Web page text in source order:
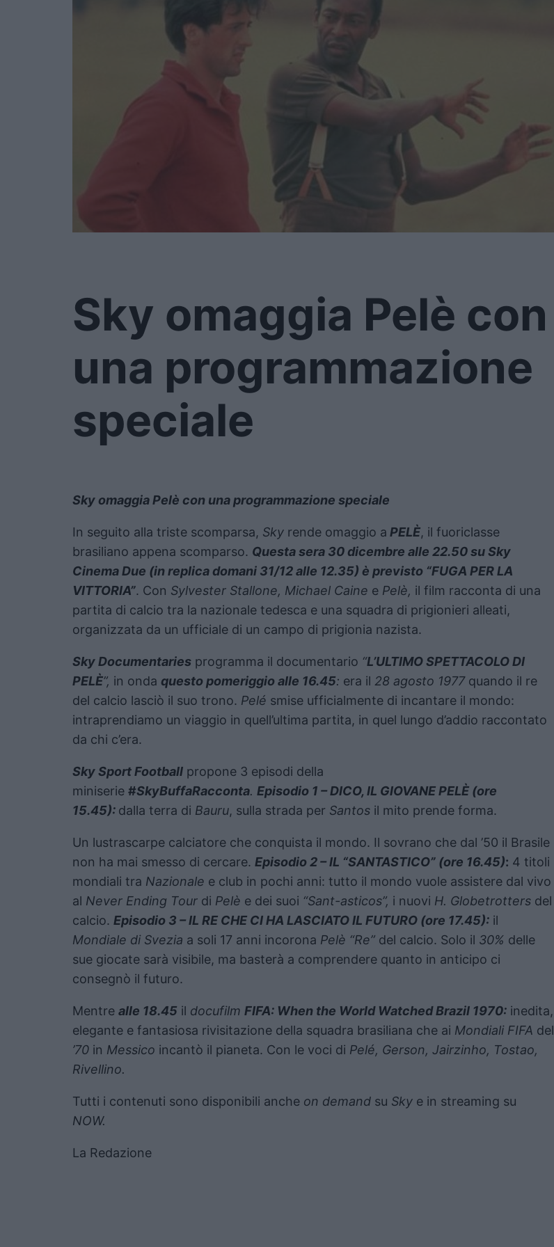
Sky omaggia Pelè con
una programmazione
speciale
Sky omaggia Pelè con una programmazione speciale
In seguito alla triste scomparsa, Sky rende omaggio a PELÈ, il fuoriclasse
brasiliano appena scomparso. Questa sera 30 dicembre alle 22.50 su Sky
Cinema Due (in replica domani 31/12 alle 12.35) è previsto “FUGA PER LA
VITTORIA”. Con Sylvester Stallone, Michael Caine e Pelè, il film racconta di una
partita di calcio tra la nazionale tedesca e una squadra di prigionieri alleati,
organizzata da un ufficiale di un campo di prigionia nazista.
Sky Documentaries programma il documentario “L’ULTIMO SPETTACOLO DI
PELÈ”, in onda questo pomeriggio alle 16.45: era il 28 agosto 1977quando il re
del calcio lasciò il suo trono. Pelé smise ufficialmente di incantare il mondo:
intraprendiamo un viaggio in quell’ultima partita, in quel lungo d’addio raccontato
da chi c’era.
Sky Sport Football propone 3 episodi della
miniserie #SkyBuffaRacconta. Episodio 1 – DICO, IL GIOVANE PELÈ (ore
15.45): dalla terra di Bauru, sulla strada per Santos il mito prende forma.
Un lustrascarpe calciatore che conquista il mondo. Il sovrano che dal ’50 il Brasile
non ha mai smesso di cercare. Episodio 2 – IL “SANTASTICO” (ore 16.45): 4 titoli
mondiali tra Nazionale e club in pochi anni: tutto il mondo vuole assistere dal vivo
al Never Ending Tour di Pelè e dei suoi “Sant-asticos”, i nuovi H. Globetrotters del
calcio. Episodio 3 – IL RE CHE CI HA LASCIATO IL FUTURO (ore 17.45): il
Mondiale di Svezia a soli 17 anni incorona Pelè “Re” del calcio. Solo il 30% delle
sue giocate sarà visibile, ma basterà a comprendere quanto in anticipo ci
consegnò il futuro.
Mentre alle 18.45 il docufilm FIFA: When the World Watched Brazil 1970: inedita,
elegante e fantasiosa rivisitazione della squadra brasiliana che ai Mondiali FIFA del
’70 in Messico incantò il pianeta. Con le voci di Pelé, Gerson, Jairzinho, Tostao,
Rivellino.
Tutti i contenuti sono disponibili anche on demand su Sky e in streaming su
NOW.
La Redazione